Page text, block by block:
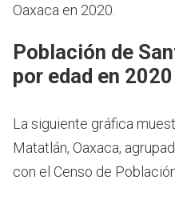
Oaxaca en 2020.
Población de
por edad en 2020
La siguiente gráfica
Matatlán, Oaxaca,
con el Censo de